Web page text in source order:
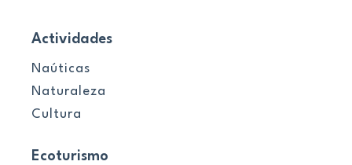
Actividades
Naúticas
Naturaleza
Cultura
Ecoturismo